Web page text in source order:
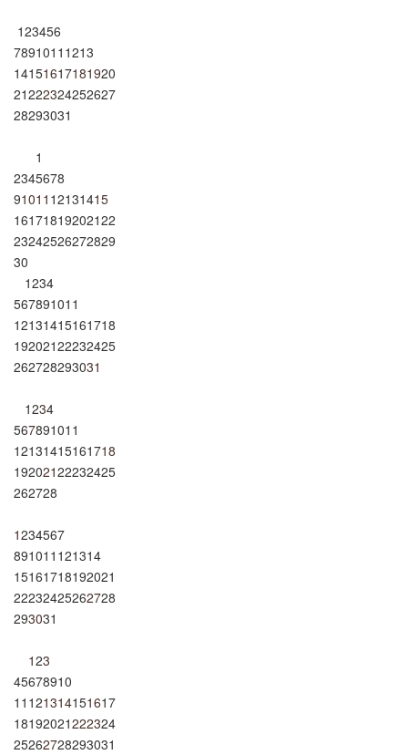
123456
7891011 1213
14151617181920
21222324252627
28293031
1
2345678
91011 12131415
16171819202122
23242526272829
30
1234
567891011
12131415161718
19202122232425
262728293031
1234
567891011
12131415161718
19202122232425
262728
1234567
891011 121314
15161718192021
22232425262728
293031
123
45678910
11 121314151617
18192021222324
25262728293031